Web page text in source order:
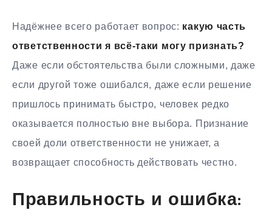
Надёжнее всего работает вопрос: какую часть
ответственности я всё-таки могу признать?
Даже если обстоятельства были сложными, даже
если другой тоже ошибался, даже если решение
пришлось принимать быстро, человек редко
оказывается полностью вне выбора. Признание
своей доли ответственности не унижает, а
возвращает способность действовать честно.
Правильность и ошибка: